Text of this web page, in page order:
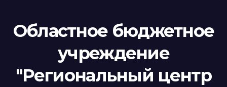
Областное бюджетное
учреждение
"Региональный центр